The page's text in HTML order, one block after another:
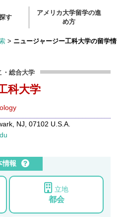
す
アメリカ大学留学の進
め方
> ニュージャージー工科大学の留学情
・総合大学
科大学
NJ, 07102 U.S.A.
情報
立地
都会